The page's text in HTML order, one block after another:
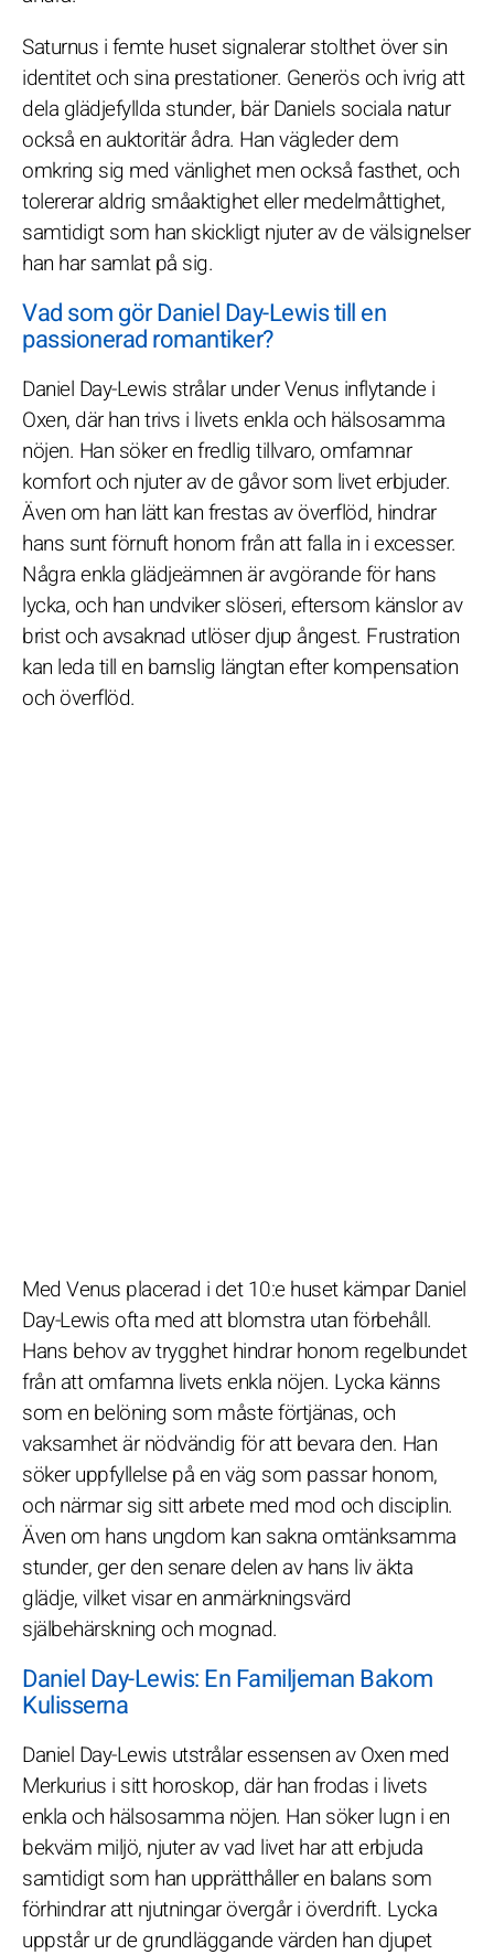
Saturnus i femte huset signalerar stolthet över sin
identitet och sina prestationer. Generös och ivrig att
dela glädjefyllda stunder, bär Daniels sociala natur
också en auktoritär ådra. Han vägleder dem
omkring sig med vänlighet men också fasthet, och
tolererar aldrig småaktighet eller medelmåttighet,
samtidigt som han skickligt njuter av de välsignelser
han har samlat på sig.
Vad som gör Daniel Day-Lewis till en
passionerad romantiker?
Daniel Day-Lewis strålar under Venus inflytande i
Oxen, där han trivs i livets enkla och hälsosamma
nöjen. Han söker en fredlig tillvaro, omfamnar
komfort och njuter av de gåvor som livet erbjuder.
Även om han lätt kan frestas av överflöd, hindrar
hans sunt förnuft honom från att falla in i excesser.
Några enkla glädjeämnen är avgörande för hans
lycka, och han undviker slöseri, eftersom känslor av
brist och avsaknad utlöser djup ångest. Frustration
kan leda till en barnslig längtan efter kompensation
och överflöd.
Med Venus placerad i det 10:e huset kämpar Daniel
Day-Lewis ofta med att blomstra utan förbehåll.
Hans behov av trygghet hindrar honom regelbundet
från att omfamna livets enkla nöjen. Lycka känns
som en belöning som måste förtjänas, och
vaksamhet är nödvändig för att bevara den. Han
söker uppfyllelse på en väg som passar honom,
och närmar sig sitt arbete med mod och disciplin.
Även om hans ungdom kan sakna omtänksamma
stunder, ger den senare delen av hans liv äkta
glädje, vilket visar en anmärkningsvärd
själbehärskning och mognad.
Daniel Day-Lewis: En Familjeman Bakom
Kulisserna
Daniel Day-Lewis utstrålar essensen av Oxen med
Merkurius i sitt horoskop, där han frodas i livets
enkla och hälsosamma nöjen. Han söker lugn i en
bekväm miljö, njuter av vad livet har att erbjuda
samtidigt som han upprätthåller en balans som
förhindrar att njutningar övergår i överdrift. Lycka
uppstår ur de grundläggande värden han djupet